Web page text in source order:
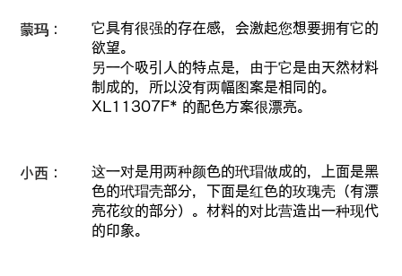
蒙玛：
它具有很强的存在感，会激起您想要拥有它的
欲望。
另一个吸引人的特点是，由于它是由天然材料
制成的，所以没有两幅图案是相同的。
XL11307F* 的配色方案很漂亮。
小西：
这一对是用两种颜色的玳瑁做成的，上面是黑
色的玳瑁壳部分，下面是红色的玫瑰壳（有漂
亮花纹的部分）。材料的对比营造出一种现代
的印象。